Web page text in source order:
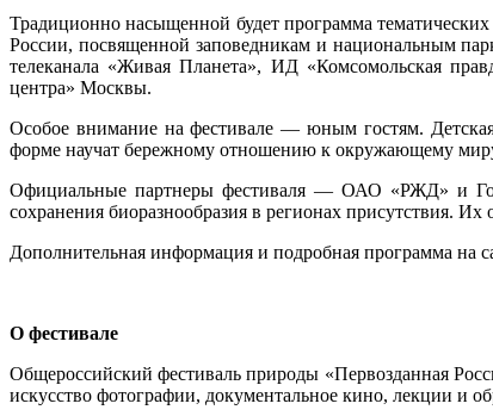
Традиционно насыщенной будет программа
России, посвященной заповедникам и национальным
телеканала «Живая Планета», ИД «Комсомольская
центра» Москвы.
Особое внимание на фестивале — юным гостям.
форме научат бережному отношению к окружающему
Официальные партнеры фестиваля — ОАО «РЖД» и
сохранения биоразнообразия в регионах присутствия.
Дополнительная информация и подробная программа на
О фестивале
Общероссийский фестиваль природы «Первозданная
искусство фотографии, документальное кино, лекции и